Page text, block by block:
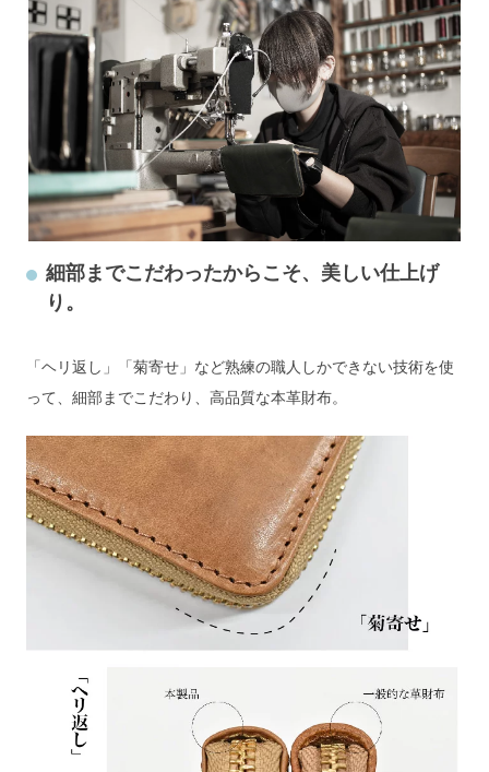
細部までこだわったからこそ、美しい仕上げ
り。
「ヘリ返し」「菊寄せ」など熟練の職人しかできない技術を使
って、細部までこだわり、高品質な本革財布。